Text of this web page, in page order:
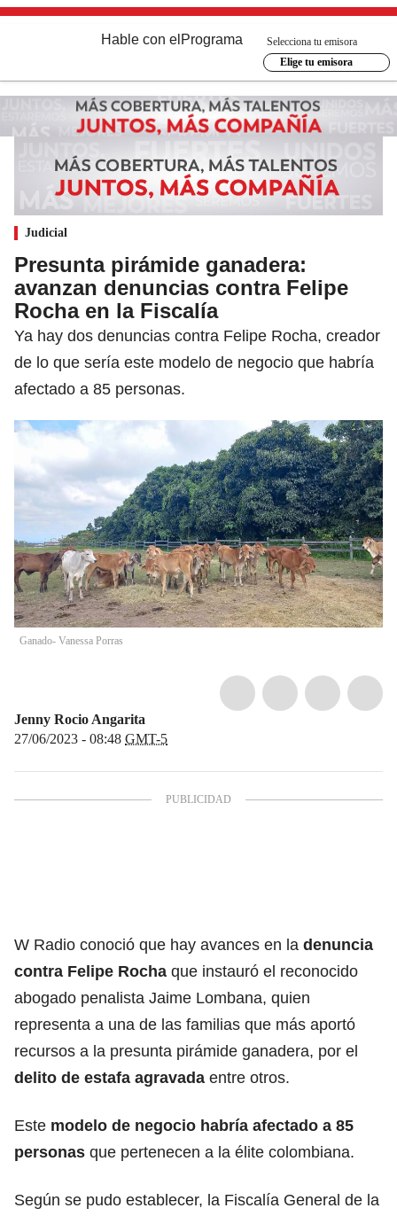
Hable con el Programa
Selecciona tu emisora
Elige tu emisora
Judicial
Presunta pirámide ganadera:
avanzan denuncias contra Felipe
Rocha en la Fiscalía
Ya hay dos denuncias contra Felipe Rocha, creador
de lo que sería este modelo de negocio que habría
afectado a 85 personas.
Ganado- Vanessa Porras
Jenny Rocio Angarita
27/06/2023 - 08:48 GMT-5
W Radio conoció que hay avances en la denuncia
contra Felipe Rocha que instauró el reconocido
abogado penalista Jaime Lombana, quien
representa a una de las familias que más aportó
recursos a la presunta pirámide ganadera, por el
delito de estafa agravada entre otros.
Este modelo de negocio habría afectado a 85
personas que pertenecen a la élite colombiana.
Según se pudo establecer, la Fiscalía General de la